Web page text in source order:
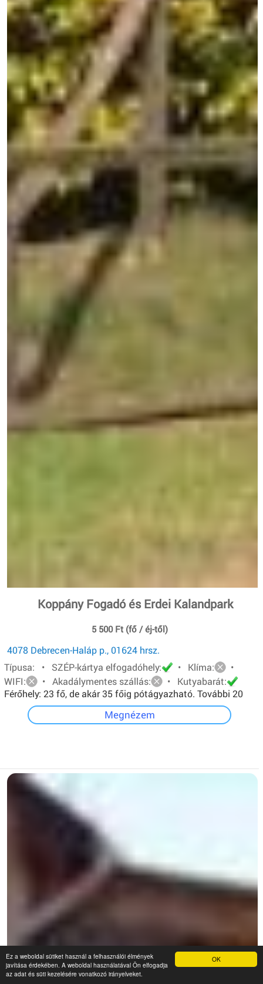
OK
Ez a weboldal sütiket használ a felhasználói élmények
javítása érdekében. A weboldal használatával Ön elfogadja
az adat és süti kezelésére vonatkozó irányelveket.
Koppány Fogadó és Erdei Kalandpark
5 500 Ft (fő / éj-től)
4078 Debrecen-Haláp p., 01624 hrsz.
Típusa: • SZÉP-kártya elfogadóhely:
• Klíma:
•
WIFI:
• Akadálymentes szállás:
• Kutyabarát:
Férőhely: 23 fő, de akár 35 főig pótágyazható. További 20
főt pedig sátorban tudunk elhelyezni.
Megnézem